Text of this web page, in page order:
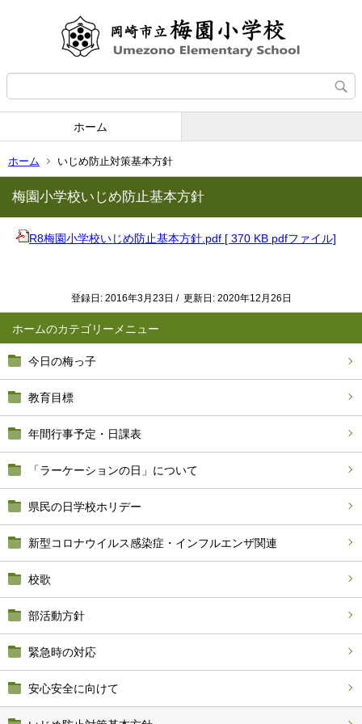
ホーム
ホーム いじめ防止対策基本方針
ホーム
今日の梅っ子
教育目標
年間行事予定・日課表
「ラーケーションの日」について
県民の日学校ホリデー
新型コロナウイルス感染症・インフルエンザ関連
校歌
部活動方針
緊急時の対応
安心安全に向けて
梅園小学校いじめ防止基本方針
R8梅園小学校いじめ防止基本方針.pdf [ 370 KB pdfファイル]
登録日: 2016年3月23日 / 更新日: 2020年12月26日